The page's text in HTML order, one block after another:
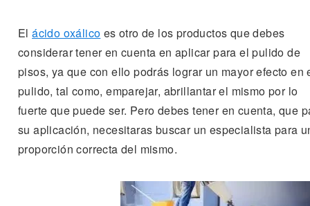
Elácido oxálico es otro de los productos que debes
considerar tener en cuenta en aplicar para el pulido de
pisos, ya que con ello podrás lograr un mayor efecto en
pulido, tal como, emparejar, abrillantar el mismo por lo
fuerte que puede ser. Pero debes tener en cuenta, que
su aplicación, necesitaras buscar un especialista para
proporción correcta del mismo.